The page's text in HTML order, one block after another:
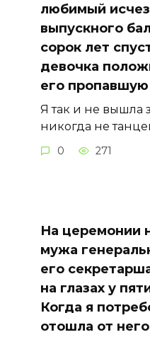
любимый
выпускного
сорок лет
девочка
его
Я так и не вышла
никогда не
0 271
На церемонии
мужа
его
на глазах у
Когда я
отошла от